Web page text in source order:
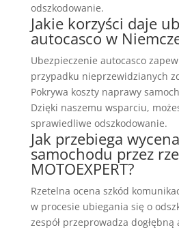
odszkodowanie.
Jakie korzyści daje
autocasco w
Ubezpieczenie autocasco
przypadku nieprzewidzianych
Pokrywa koszty naprawy
Dzięki naszemu wsparciu,
sprawiedliwe odszkodowanie.
Jak przebiega
samochodu przez
MOTOEXPERT?
Rzetelna ocena szkód
w procesie ubiegania się o
zespół przeprowadza